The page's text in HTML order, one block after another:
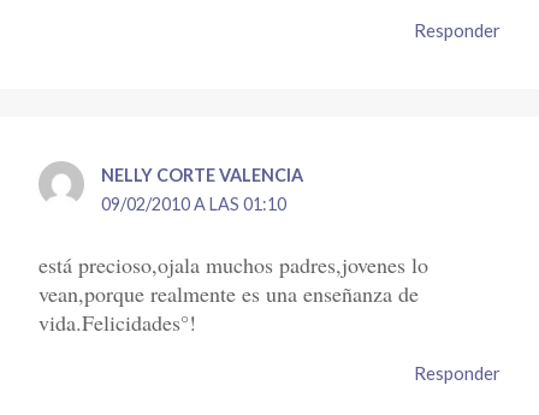
Responder
NELLY CORTE VALENCIA
09/02/2010 A LAS 01:10
está precioso,ojala muchos padres,jovenes lo
vean,porque realmente es una enseñanza de
vida.Felicidades°!
Responder